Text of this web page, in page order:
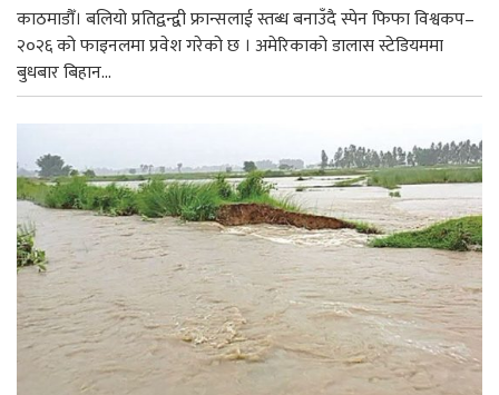
काठमाडौँ। बलियो प्रतिद्वन्द्वी फ्रान्सलाई स्तब्ध बनाउँदै स्पेन फिफा विश्वकप–
२०२६ को फाइनलमा प्रवेश गरेको छ । अमेरिकाको डालास स्टेडियममा
बुधबार बिहान...